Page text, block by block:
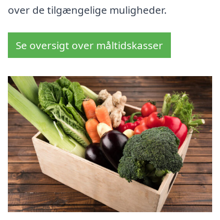
over de tilgængelige muligheder.
Se oversigt over måltidskasser